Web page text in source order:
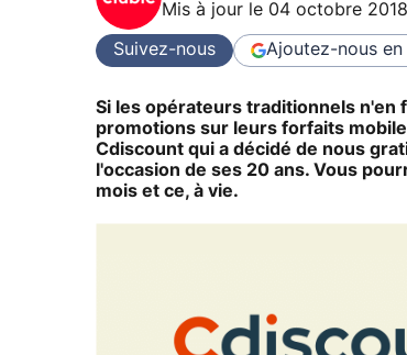
Mis à jour le 04 octobre
Suivez-nous Ajoutez-nous
Si les opérateurs traditionnels n'en
promotions sur leurs forfaits
Cdiscount qui a décidé de nous
l'occasion de ses 20 ans. Vous
mois et ce, à vie.